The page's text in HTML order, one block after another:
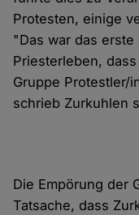
Protesten, einige
"Das war das
Priesterleben,
Gruppe Protestler/
schrieb Zurkuhlen
Die Empörung der
Tatsache, dass